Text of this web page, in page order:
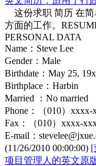
这份求职 简历 在简
方面的工作。
PERSONAL DATA
Name：Steve Lee
Gender：Male
Birthdate：May 25,
Birthplace：Harbin
Married ：No married
Phone：（010）xxxx-
Fax：（010）xxxx-
E-mail：
(11/26/2010 00:00:00) [
项目管理人的英文原